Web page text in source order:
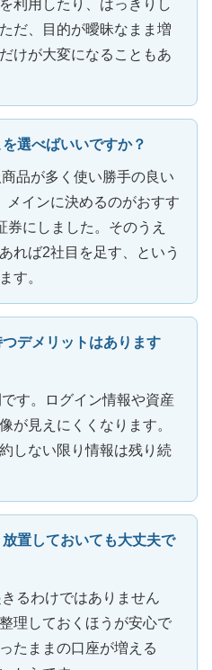
利用したり、はっきりし
だ、目的が曖昧なまま増
けが大変になることもあ
選べばいいですか？
品が多く使い勝手の良い
メインに決めるのがおすす
にしました。そのうえ
れば2社目を足す、という
す。
デメリットはあります
す。ログイン情報や資産
が見えにくくなります。
しない限り情報は残り続
置しておいても大丈夫で
るわけではありません
理しておくほうが安心で
たままの口座が増える